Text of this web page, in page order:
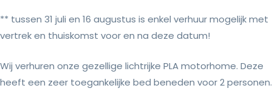
** tussen 31 juli en 16 augustus is enkel verhuur mogelijk met
vertrek en thuiskomst voor en na deze datum!
Wij verhuren onze gezellige lichtrijke PLA motorhome. Deze
heeft een zeer toegankelijke bed beneden voor 2 personen.